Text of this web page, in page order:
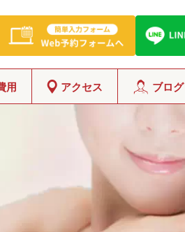
用 アクセス ブログ